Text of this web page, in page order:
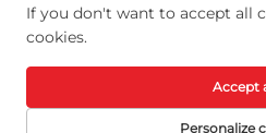
गोपनीयता
If you don't want to accept all
cookies.
Personalize
Accept